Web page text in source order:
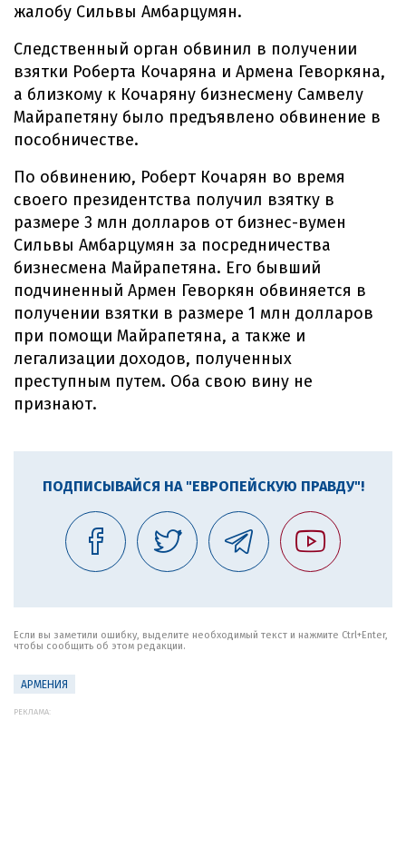
жалобу Сильвы Амбарцумян.
Следственный орган обвинил в получении
взятки Роберта Кочаряна и Армена Геворкяна,
а близкому к Кочаряну бизнесмену Самвелу
Майрапетяну было предъявлено обвинение в
пособничестве.
По обвинению, Роберт Кочарян во время
своего президентства получил взятку в
размере 3 млн долларов от бизнес-вумен
Сильвы Амбарцумян за посредничества
бизнесмена Майрапетяна. Его бывший
подчиненный Армен Геворкян обвиняется в
получении взятки в размере 1 млн долларов
при помощи Майрапетяна, а также и
легализации доходов, полученных
преступным путем. Оба свою вину не
признают.
ПОДПИСЫВАЙСЯ НА "ЕВРОПЕЙСКУЮ ПРАВДУ"!
Если вы заметили ошибку, выделите необходимый текст и нажмите Ctrl+Enter,
чтобы сообщить об этом редакции.
АРМЕНИЯ
РЕКЛАМА: